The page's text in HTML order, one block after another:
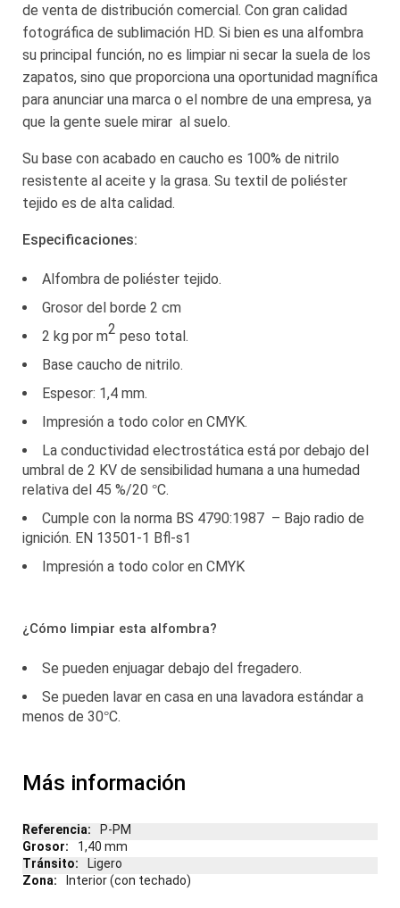
de venta de distribución comercial. Con gran calidad
fotográfica de sublimación HD. Si bien es una alfombra
su principal función, no es limpiar ni secar la suela de los
zapatos, sino que proporciona una oportunidad magnífica
para anunciar una marca o el nombre de una empresa, ya
que la gente suele mirar al suelo.
Su base con acabado en caucho es 100% de nitrilo
resistente al aceite y la grasa. Su textil de poliéster
tejido es de alta calidad.
Especificaciones:
Alfombra de poliéster tejido.
Grosor del borde 2 cm
2 kg por m2 peso total.
Base caucho de nitrilo.
Espesor: 1,4 mm.
Impresión a todo color en CMYK.
La conductividad electrostática está por debajo del
umbral de 2 KV de sensibilidad humana a una humedad
relativa del 45 %/20 °C.
Cumple con la norma BS 4790:1987 – Bajo radio de
ignición. EN 13501-1 Bfl-s1
Impresión a todo color en CMYK
¿Cómo limpiar esta alfombra?
Se pueden enjuagar debajo del fregadero.
Se pueden lavar en casa en una lavadora estándar a
menos de 30°C.
Más información
Más
información
P-PM
1,40 mm
Ligero
Interior (con techado)